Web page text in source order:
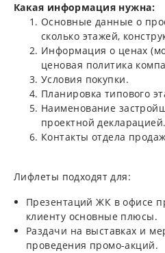
Какая информация нужна:
Основные данные о
сколько этажей,
Информация о ценах
ценовая политика
Условия покупки.
Планировка типового
Наименование
проектной декларацией.
Контакты отдела
Лифлеты подходят для:
Презентаций ЖК в офисе
клиенту основные плюсы.
Раздачи на выставках и
проведения промо-акций.